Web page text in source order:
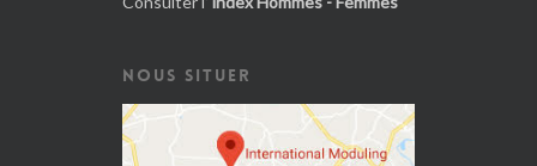
NOUS SITUER